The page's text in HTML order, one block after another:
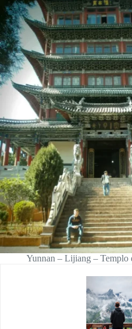
Yunnan – Lijiang – Templo